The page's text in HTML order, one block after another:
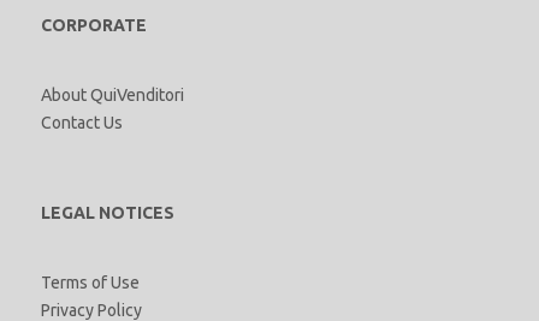
CORPORATE
About QuiVenditori
Contact Us
LEGAL NOTICES
Terms of Use
Privacy Policy